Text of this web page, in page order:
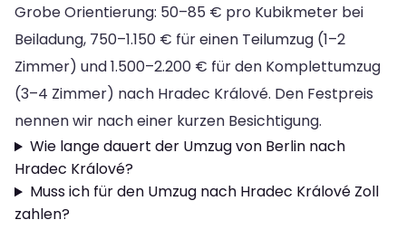
Grobe Orientierung: 50–85 € pro Kubikmeter bei
Beiladung, 750–1.150 € für einen Teilumzug (1–2
Zimmer) und 1.500–2.200 € für den Komplettumzug
(3–4 Zimmer) nach Hradec Králové. Den Festpreis
nennen wir nach einer kurzen Besichtigung.
Wie lange dauert der Umzug von Berlin nach
Hradec Králové?
Muss ich für den Umzug nach Hradec Králové Zoll
zahlen?